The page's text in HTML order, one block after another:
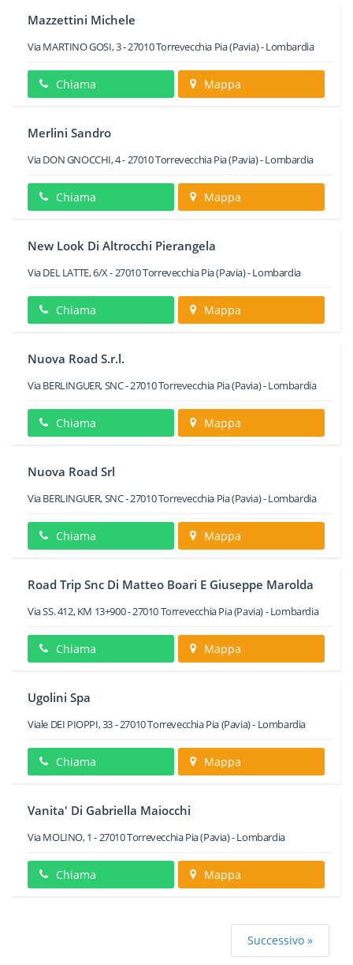
Mazzettini Michele
Via MARTINO GOSI, 3-27010Torrevecchia Pia(Pavia) -Lombardia
Chiama Mappa
Merlini Sandro
Via DON GNOCCHI, 4-27010Torrevecchia Pia(Pavia) -Lombardia
Chiama Mappa
New Look Di Altrocchi Pierangela
Via DEL LATTE, 6/X-27010Torrevecchia Pia(Pavia) -Lombardia
Chiama Mappa
Nuova Road S.r.l.
Via BERLINGUER, SNC-27010Torrevecchia Pia(Pavia) -Lombardia
Chiama Mappa
Nuova Road Srl
Via BERLINGUER, SNC-27010Torrevecchia Pia(Pavia) -Lombardia
Chiama Mappa
Road Trip Snc Di Matteo Boari E Giuseppe Marolda
Via SS. 412, KM 13+900-27010Torrevecchia Pia(Pavia) -Lombardia
Chiama Mappa
Ugolini Spa
Viale DEI PIOPPI, 33-27010Torrevecchia Pia(Pavia) - Lombardia
Chiama Mappa
Vanita' Di Gabriella Maiocchi
Via MOLINO, 1 -27010Torrevecchia Pia(Pavia) -Lombardia
Chiama Mappa
Successivo »